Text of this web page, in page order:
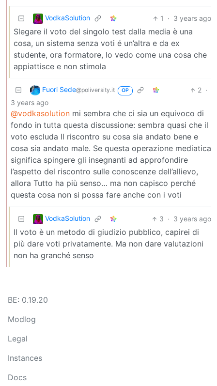
VodkaSolution 1 · 3 years ago
Slegare il voto del singolo test dalla media è una
cosa, un sistema senza voti é un’altra e da ex
studente, ora formatore, lo vedo come una cosa che
appiattisce e non stimola
Fuori Sede@poliversity.it OP 2 ·
3 years ago
@vodkasolution mi sembra che ci sia un equivoco di
fondo in tutta questa discussione: sembra quasi che il
voto escluda Il riscontro su cosa sia andato bene e
cosa sia andato male. Se questa operazione mediatica
significa spingere gli insegnanti ad approfondire
l’aspetto del riscontro sulle conoscenze dell’allievo,
allora Tutto ha più senso… ma non capisco perché
questa cosa non si possa fare anche con i voti
VodkaSolution 3 · 3 years ago
Il voto è un metodo di giudizio pubblico, capirei di
più dare voti privatamente. Ma non dare valutazioni
non ha granché senso
BE: 0.19.20
Modlog
Legal
Instances
Docs